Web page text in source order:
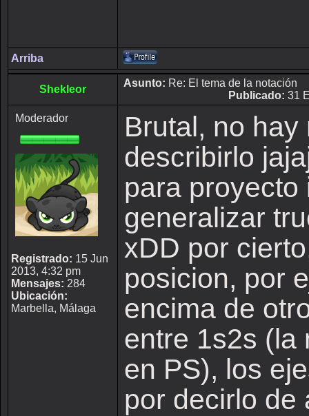
Arriba
Shekleor
Asunto: Re: El tema de la notación
Publicado: 31
Moderador
Registrado: 15 Jun
2013, 4:32 pm
Mensajes: 284
Ubicación:
Marbella, Málaga
Brutal, no
describirlo
para proyecto
generalizar
xDD por
posicion, por
encima de
entre 1s2s (la
en PS), los
por decirlo de